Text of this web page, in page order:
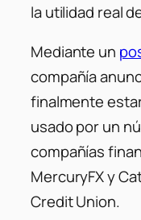
la utilidad real
Mediante un
compañía
finalmente
usado por un
compañías
MercuryFX y
Credit Union.